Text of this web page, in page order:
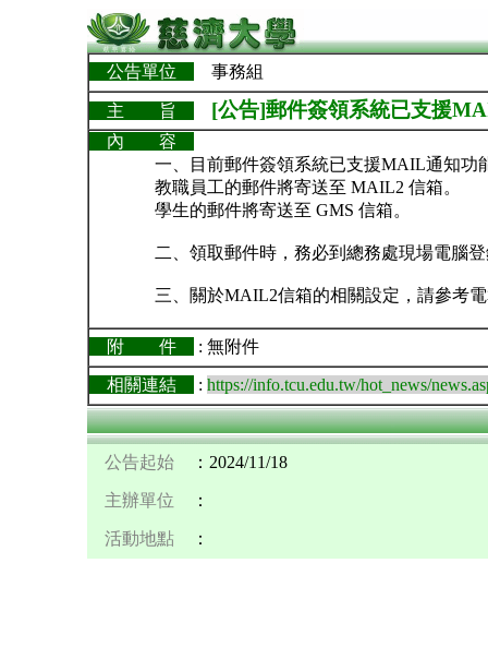
公告單位 事務組
主 旨 [公告]郵件簽領系統已支援
內 容
一、目前郵件簽領系統已支援MAIL通知功
教職員工的郵件將寄送至 MAIL2 信箱。
學生的郵件將寄送至 GMS 信箱。
二、領取郵件時，務必到總務處現場電腦
三、關於MAIL2信箱的相關設定，請參考
附 件 : 無附件
相關連結 : https://info.tcu.edu.tw/hot_news/
公告起始 ：2024/11/18
主辦單位 ：
活動地點 ：